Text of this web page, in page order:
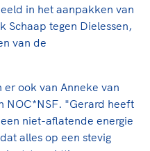
pleintjes, tijdens
te skaten of naar
samen te juichen
Diede de
Of met trots te
van je dochter,
een leer- en
volgende functies
experts, coaches,
managers en
in het aanpakken van
Schaap tegen Dielessen,
van de
ook van Anneke van
NOC*NSF. "Gerard heeft
niet-aflatende energie
alles op een stevig